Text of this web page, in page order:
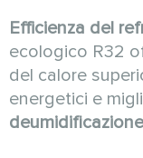
Efficienza del
ecologico R32
del calore
energetici e
deumidificazione